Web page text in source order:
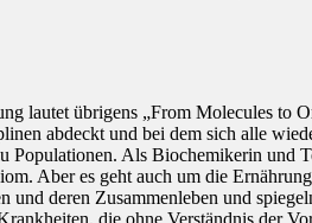
lautet übrigens „From Molecules to
abdeckt und bei dem sich alle
Populationen. Als Biochemikerin und
Aber es geht auch um die
und deren Zusammenleben und
die ohne Verständnis der